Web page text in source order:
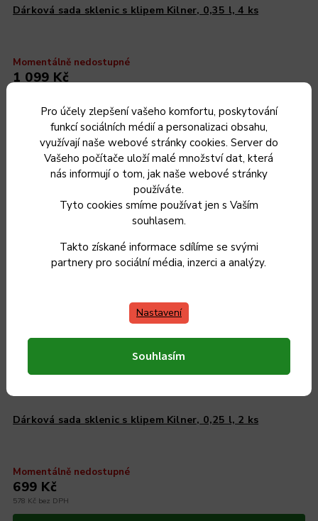
Pro účely zlepšení vašeho komfortu, poskytování
funkcí sociálních médií a personalizaci obsahu,
využívají naše webové stránky cookies. Server do
Vašeho počítače uloží malé množství dat, která
nás informují o tom, jak naše webové stránky
používáte.
Tyto cookies smíme používat jen s Vaším
souhlasem.
Takto získané informace sdílíme se svými
partnery pro sociální média, inzerci a analýzy.
Nastavení
Souhlasím
Dárková sada sklenic s klipem Kilner, 0,35 l, 4 ks
Momentálně nedostupné
1 099 Kč
Zvolit variantu
Dárková sada sklenic s klipem Kilner, 0,25 l, 2 ks
Momentálně nedostupné
578 Kč bez DPH
699 Kč